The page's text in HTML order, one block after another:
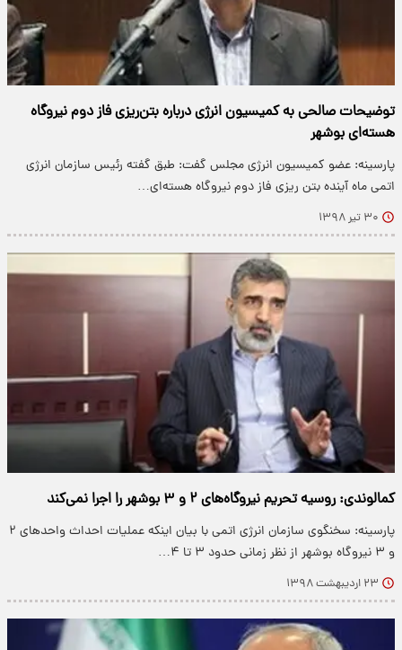
توضیحات صالحی به کمیسیون انرژی درباره بتن‌ریزی فاز دوم نیروگاه
هسته‌ای بوشهر
پارسینه: عضو کمیسیون انرژی مجلس گفت: طبق گفته رئیس سازمان انرژی
اتمی ماه آینده بتن ریزی فاز دوم نیروگاه هسته‌ای…
۳۰ تیر ۱۳۹۸
کمالوندی: روسیه تحریم نیروگاه‌های ۲ و ۳ بوشهر را اجرا نمی‌کند
پارسینه: سخنگوی سازمان انرژی اتمی با بیان اینکه عملیات احداث واحد‌های ۲
و ۳ نیروگاه بوشهر از نظر زمانی حدود ۳ تا ۴…
۲۳ اردیبهشت ۱۳۹۸